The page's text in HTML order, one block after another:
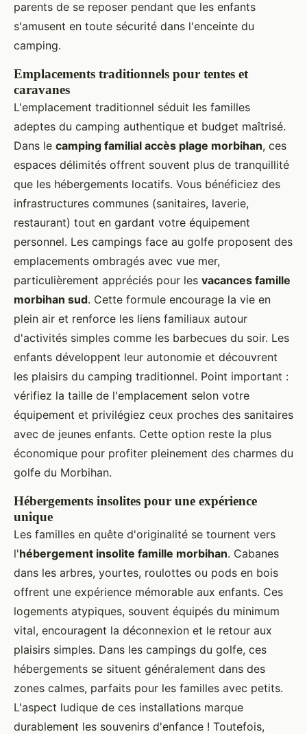
parents de se reposer pendant que les enfants
s'amusent en toute sécurité dans l'enceinte du
camping.
Emplacements traditionnels pour tentes et
caravanes
L'emplacement traditionnel séduit les familles
adeptes du camping authentique et budget maîtrisé.
Dans le camping familial accès plage morbihan, ces
espaces délimités offrent souvent plus de tranquillité
que les hébergements locatifs. Vous bénéficiez des
infrastructures communes (sanitaires, laverie,
restaurant) tout en gardant votre équipement
personnel. Les campings face au golfe proposent des
emplacements ombragés avec vue mer,
particulièrement appréciés pour les vacances famille
morbihan sud. Cette formule encourage la vie en
plein air et renforce les liens familiaux autour
d'activités simples comme les barbecues du soir. Les
enfants développent leur autonomie et découvrent
les plaisirs du camping traditionnel. Point important :
vérifiez la taille de l'emplacement selon votre
équipement et privilégiez ceux proches des sanitaires
avec de jeunes enfants. Cette option reste la plus
économique pour profiter pleinement des charmes du
golfe du Morbihan.
Hébergements insolites pour une expérience
unique
Les familles en quête d'originalité se tournent vers
l'hébergement insolite famille morbihan. Cabanes
dans les arbres, yourtes, roulottes ou pods en bois
offrent une expérience mémorable aux enfants. Ces
logements atypiques, souvent équipés du minimum
vital, encouragent la déconnexion et le retour aux
plaisirs simples. Dans les campings du golfe, ces
hébergements se situent généralement dans des
zones calmes, parfaits pour les familles avec petits.
L'aspect ludique de ces installations marque
durablement les souvenirs d'enfance ! Toutefois,